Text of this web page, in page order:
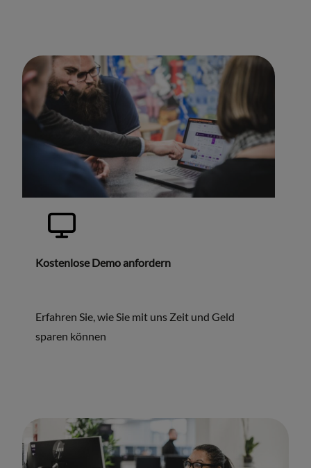
Kostenlose Demo anfordern
Erfahren Sie, wie Sie mit uns Zeit und Geld
sparen können